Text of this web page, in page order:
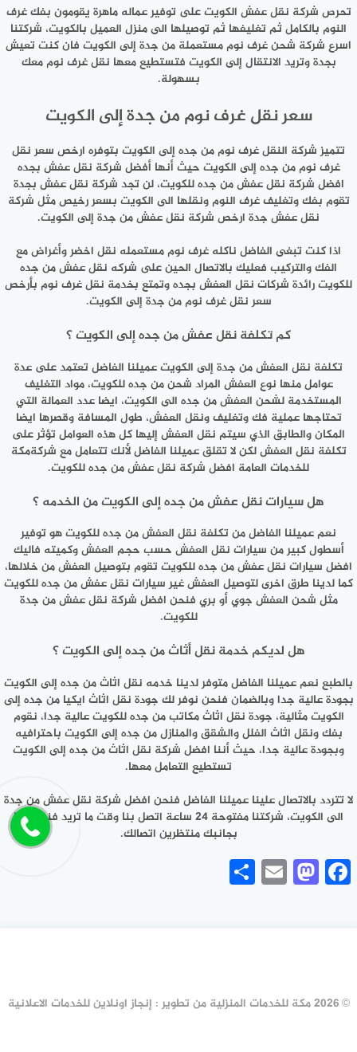
تحرص شركة نقل عفش الكويت على توفير عماله ماهرة يقومون بفك غرف
النوم بالكامل ثم تغليفها ثم توصيلها الى منزل العميل بالكويت، شركتنا
اسرع شركة شحن غرف نوم مستعملة من جدة إلى الكويت فان كنت تعيش
بجدة وتريد الانتقال إلى الكويت فتستطيع معها نقل غرف نوم معك
بسهولة.
سعر نقل غرف نوم من جدة إلى الكويت
تتميز شركة النقل غرف نوم من جده إلى الكويت بتوفره ارخص سعر نقل
غرف نوم من جده إلى الكويت حيث أنها أفضل شركة نقل عفش بجده
افضل شركة نقل عفش من جده للكويت، لن تجد شركة نقل عفش بجدة
تقوم بفك وتغليف غرف النوم ونقلها الى الكويت بسعر رخيص مثل شركة
نقل عفش جدة ارخص شركة نقل عفش من جدة إلى الكويت.
اذا كنت تبغى الفاضل ناكله غرف نوم مستعمله نقل اخضر وأغراض مع
الفك والتركيب فعليك بالاتصال الحين على شركه نقل عفش من جده
للكويت رائدة شركات نقل العفش بجده وتمتع بخدمة نقل غرف نوم بأرخص
سعر نقل غرف نوم من جدة إلى الكويت.
كم تكلفة نقل عفش من جده إلى الكويت ؟
تكلفة نقل العفش من جدة إلى الكويت عميلنا الفاضل تعتمد على عدة
عوامل منها نوع العفش المراد شحن من جده للكويت، مواد التغليف
المستخدمة لشحن العفش من جده الى الكويت، ايضا عدد العمالة التي
تحتاجها عملية فك وتغليف ونقل العفش، طول المسافة وقصرها ايضا
المكان والطابق الذي سيتم نقل العفش إليها كل هذه العوامل تؤثر على
تكلفة نقل العفش لكن لا تقلق عميلنا الفاضل لأنك تتعامل مع شركةمكة
للخدمات العامة افضل شركة نقل عفش من جده للكويت.
هل سيارات نقل عفش من جده إلى الكويت من الخدمه ؟
نعم عميلنا الفاضل من تكلفة نقل العفش من جده للكويت هو توفير
أسطول كبير من سيارات نقل العفش حسب حجم العفش وكميته فاليك
افضل سيارات نقل عفش من جده للكويت تقوم بتوصيل العفش من خلالها،
كما لدينا طرق اخرى لتوصيل العفش غير سيارات نقل عفش من جده للكويت
مثل شحن العفش جوي أو بري فنحن افضل شركة نقل عفش من جدة
للكويت.
هل لديكم خدمة نقل أثاث من جده إلى الكويت ؟
بالطبع نعم عميلنا الفاضل متوفر لدينا خدمه نقل اثاث من جده إلى الكويت
بجودة عالية جدا وبالضمان فنحن نوفر لك جودة نقل اثاث ايكيا من جده إلى
الكويت مثالية، جودة نقل اثاث مكاتب من جده للكويت عالية جدا، نقوم
بفك ونقل اثاث الفلل والشقق والمنازل من جده إلى الكويت باحترافيه
وبجودة عالية جدا، حيث أننا افضل شركة نقل اثاث من جده إلى الكويت
تستطيع التعامل معها.
لا تتردد بالاتصال علينا عميلنا الفاضل فنحن افضل شركة نقل عفش من جدة
الى الكويت، شركتنا مفتوحة 24 ساعة اتصل بنا وقت ما تريد فنحن هنا
بجانبك منتظرين اتصالك.
Facebook
Mastodon
Email
© 2026 مكة للخدمات المنزلية من تطوير : إنجاز اونلاين للخدمات الاعلانية